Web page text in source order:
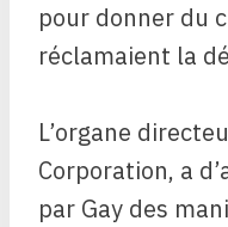
pour donner du
réclamaient la
L’organe
Corporation, a
par Gay des